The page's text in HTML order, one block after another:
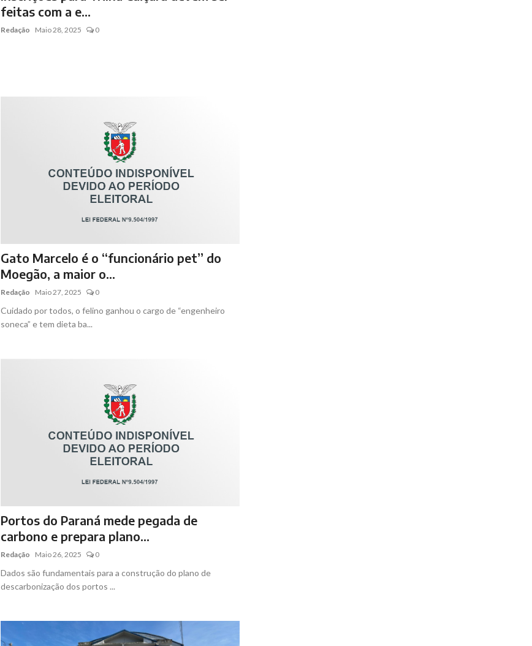
feitas com a e...
Redação Maio 28, 2025 0
Gato Marcelo é o “funcionário pet” do
Moegão, a maior o...
Redação Maio 27, 2025 0
Cuidado por todos, o felino ganhou o cargo de “engenheiro
soneca” e tem dieta ba...
Portos do Paraná mede pegada de
carbono e prepara plano...
Redação Maio 26, 2025 0
Dados são fundamentais para a construção do plano de
descarbonização dos portos ...